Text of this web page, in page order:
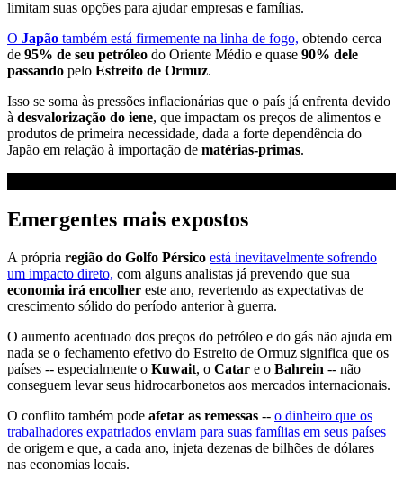
limitam suas opções para ajudar empresas e famílias.
O Japão também está firmemente na linha de fogo, obtendo cerca
de 95% de seu petróleo do Oriente Médio e quase 90% dele
passando pelo Estreito de Ormuz.
Isso se soma às pressões inflacionárias que o país já enfrenta devido
à desvalorização do iene, que impactam os preços de alimentos e
produtos de primeira necessidade, dada a forte dependência do
Japão em relação à importação de matérias-primas.
Emergentes mais expostos
A própria região do Golfo Pérsico está inevitavelmente sofrendo
um impacto direto, com alguns analistas já prevendo que sua
economia irá encolher este ano, revertendo as expectativas de
crescimento sólido do período anterior à guerra.
O aumento acentuado dos preços do petróleo e do gás não ajuda em
nada se o fechamento efetivo do Estreito de Ormuz significa que os
países -- especialmente o Kuwait, o Catar e o Bahrein -- não
conseguem levar seus hidrocarbonetos aos mercados internacionais.
O conflito também pode afetar as remessas -- o dinheiro que os
trabalhadores expatriados enviam para suas famílias em seus países
de origem e que, a cada ano, injeta dezenas de bilhões de dólares
nas economias locais.